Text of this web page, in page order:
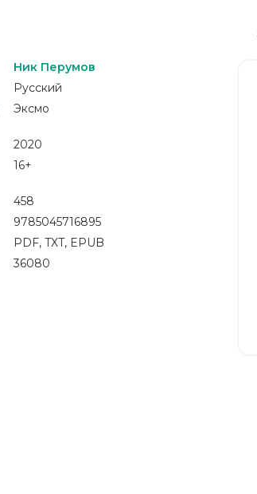
Ник Перумов
Русский
Эксмо
2020
16+
458
9785045716895
PDF, TXT, EPUB
36080